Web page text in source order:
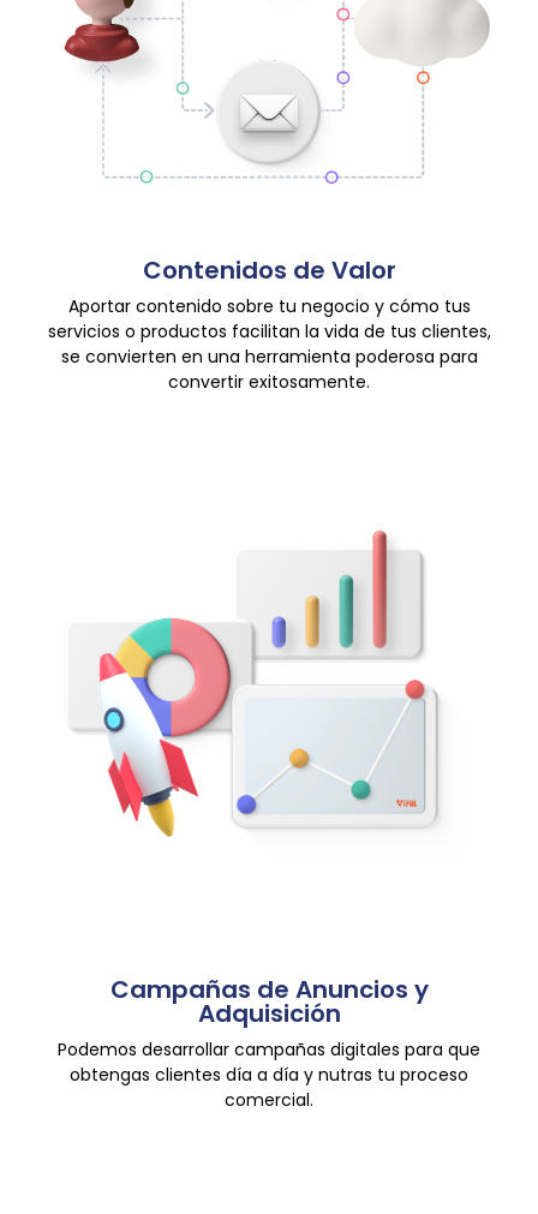
Contenidos de Valor
Aportar contenido sobre tu negocio y cómo tus
servicios o productos facilitan la vida de tus clientes,
se convierten en una herramienta poderosa para
convertir exitosamente.
Campañas de Anuncios y
Adquisición
Podemos desarrollar campañas digitales para que
obtengas clientes día a día y nutras tu proceso
comercial.